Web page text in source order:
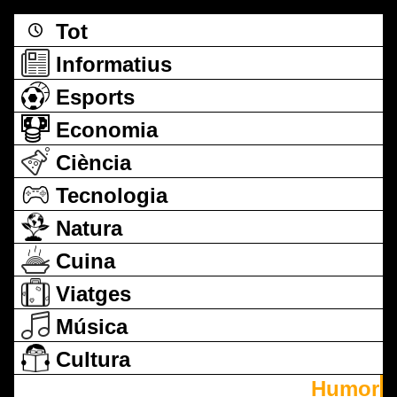
Tot
Informatius
Esports
Economia
Ciència
Tecnologia
Natura
Cuina
Viatges
Música
Cultura
Humor